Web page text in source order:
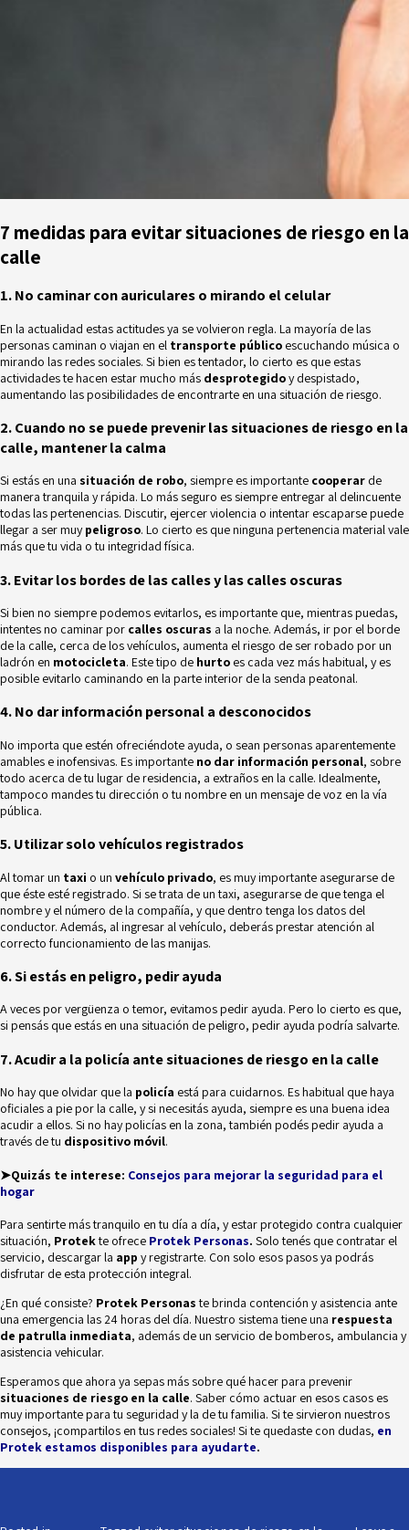
7 medidas para evitar situaciones de riesgo en la
calle
1. No caminar con auriculares o mirando el celular
En la actualidad estas actitudes ya se volvieron regla. La mayoría de las
personas caminan o viajan en el transporte público escuchando música o
mirando las redes sociales. Si bien es tentador, lo cierto es que estas
actividades te hacen estar mucho más desprotegidoy despistado,
aumentando las posibilidades de encontrarte en una situación de riesgo.
2. Cuando no se puede prevenir las situaciones de riesgo en la
calle, mantener la calma
Si estás en una situación de robo, siempre es importante cooperar de
manera tranquila y rápida. Lo más seguro es siempre entregar al delincuente
todas las pertenencias. Discutir, ejercer violencia o intentar escaparse puede
llegar a ser muypeligroso. Lo cierto es que ninguna pertenencia material vale
más que tu vida o tu integridad física.
3. Evitar los bordes de las calles y las calles oscuras
Si bien no siempre podemos evitarlos, es importante que, mientras puedas,
intentes no caminar por calles oscuras a la noche. Además, ir por el borde
de la calle, cerca de los vehículos, aumenta el riesgo de ser robado por un
ladrón en motocicleta. Este tipo de hurto es cada vez más habitual, y es
posible evitarlo caminando en la parte interior de la senda peatonal.
4. No dar información personal a desconocidos
No importa que estén ofreciéndote ayuda, o sean personas aparentemente
amables e inofensivas. Es importante no dar información personal, sobre
todo acerca de tu lugar de residencia, a extraños en la calle. Idealmente,
tampoco mandes tu dirección o tu nombre en un mensaje de voz en la vía
pública.
5. Utilizar solo vehículos registrados
Al tomar un taxi o un vehículo privado, es muy importante asegurarse de
que éste esté registrado. Si se trata de un taxi, asegurarse de que tenga el
nombre y el número de la compañía, y que dentro tenga los datos del
conductor. Además, al ingresar al vehículo, deberás prestar atención al
correcto funcionamiento de las manijas.
6. Si estás en peligro, pedir ayuda
A veces por vergüenza o temor, evitamos pedir ayuda. Pero lo cierto es que,
si pensás que estás en una situación de peligro, pedir ayuda podría salvarte.
7. Acudir a la policía ante situaciones de riesgo en la calle
No hay que olvidar que la policía está para cuidarnos. Es habitual que haya
oficiales a pie por la calle, y si necesitás ayuda, siempre es una buena idea
acudir a ellos. Si no hay policías en la zona, también podés pedir ayuda a
través de tu dispositivo móvil.
➤Quizás te interese: Consejos para mejorar la seguridad para el
hogar
Para sentirte más tranquilo en tu día a día, y estar protegido contra cualquier
situación, Protekte ofrece Protek Personas. Solo tenés que contratar el
servicio, descargar la app y registrarte. Con solo esos pasos ya podrás
disfrutar de esta protección integral.
¿En qué consiste? Protek Personaste brinda contención y asistencia ante
una emergencia las 24 horas del día. Nuestro sistema tiene una respuesta
de patrulla inmediata, además de un servicio de bomberos, ambulancia y
asistencia vehicular.
Esperamos que ahora ya sepas más sobre qué hacer para prevenir
situaciones de riesgo en la calle. Saber cómo actuar en esos casos es
muy importante para tu seguridad y la de tu familia. Si te sirvieron nuestros
consejos, ¡compartilos en tus redes sociales! Si te quedaste con dudas, en
Protek estamos disponibles para ayudarte.